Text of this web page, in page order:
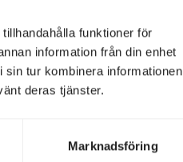
funktioner för
information från din enhet
tur kombinera informationen
deras tjänster.
Marknadsföring